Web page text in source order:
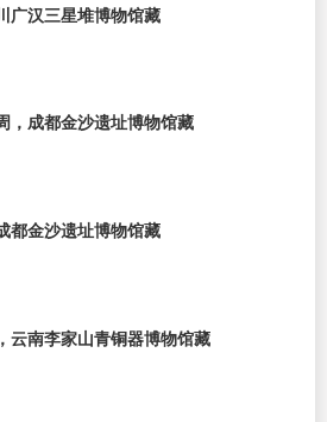
广汉三星堆博物馆藏
，成都金沙遗址博物馆藏
都金沙遗址博物馆藏
云南李家山青铜器博物馆藏